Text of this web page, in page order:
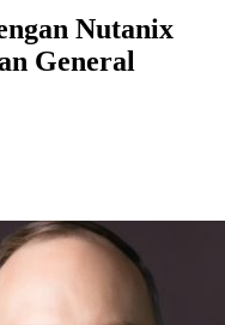
Nutanix
General